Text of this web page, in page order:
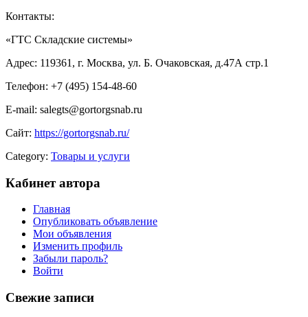
Контакты:
«ГТС Складские системы»
Адрес: 119361, г. Москва, ул. Б. Очаковская, д.47А стр.1
Телефон: +7 (495) 154-48-60
E-mail: salegts@gortorgsnab.ru
Сайт: https://gortorgsnab.ru/
Category: Товары и услуги
Кабинет автора
Главная
Опубликовать объявление
Мои объявления
Изменить профиль
Забыли пароль?
Войти
Свежие записи